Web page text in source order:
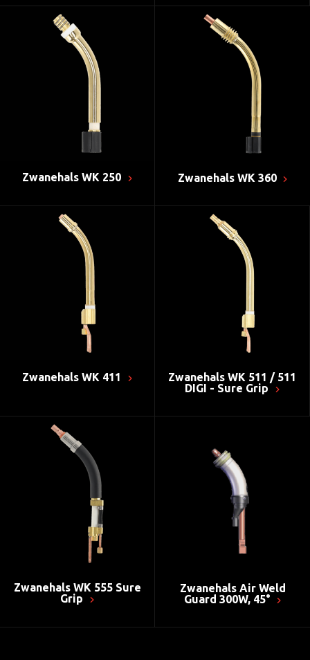
Zwanehals WK 250 Zwanehals WK 360
Zwanehals WK 411
Zwanehals WK 511 / 511
DIGI - Sure Grip
Zwanehals WK 555 Sure
Grip
Zwanehals Air Weld
Guard 300W, 45°